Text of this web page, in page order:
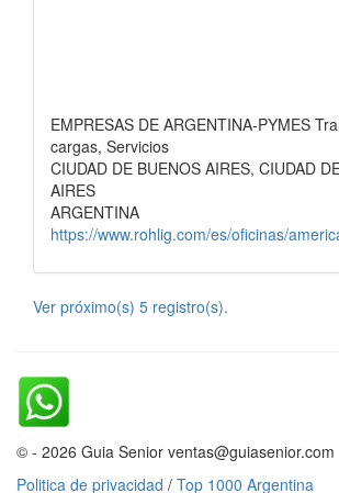
EMPRESAS DE ARGENTINA-PYMES
cargas, Servicios
CIUDAD DE BUENOS AIRES, CIUDAD
AIRES
ARGENTINA
https://www.rohlig.com/es/oficinas/
Ver próximo(s) 5 registro(s).
© - 2026 Guia Senior ventas@guiasenior.com
Politica de privacidad / Top 1000 Argentina